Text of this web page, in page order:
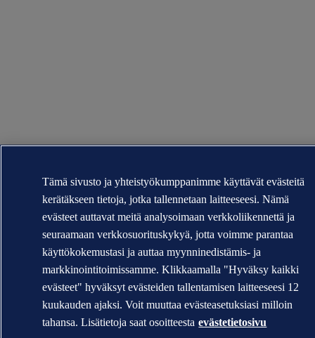
Tämä sivusto ja yhteistyökumppanimme käyttävät evästeitä
kerätäkseen tietoja, jotka tallennetaan laitteeseesi. Nämä
evästeet auttavat meitä analysoimaan verkkoliikennettä ja
seuraamaan verkkosuorituskykyä, jotta voimme parantaa
käyttökokemustasi ja auttaa myynninedistämis- ja
markkinointitoimissamme. Klikkaamalla "Hyväksy kaikki
evästeet" hyväksyt evästeiden tallentamisen laitteeseesi 12
kuukauden ajaksi. Voit muuttaa evästeasetuksiasi milloin
tahansa. Lisätietoja saat osoitteesta evästetietosivu